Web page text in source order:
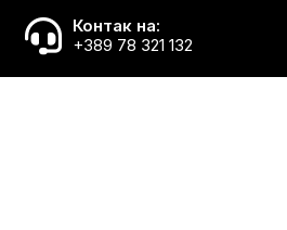
Контак на:
+389 78 321 132